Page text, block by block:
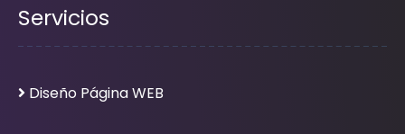
Servicios
Diseño Página WEB